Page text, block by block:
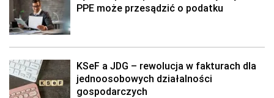
PPE może przesądzić o podatku
KSeF a JDG – rewolucja w fakturach dla
jednoosobowych działalności
gospodarczych